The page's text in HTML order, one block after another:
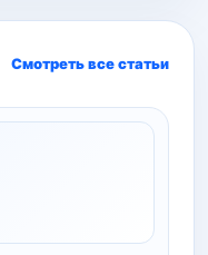
Смотреть все статьи